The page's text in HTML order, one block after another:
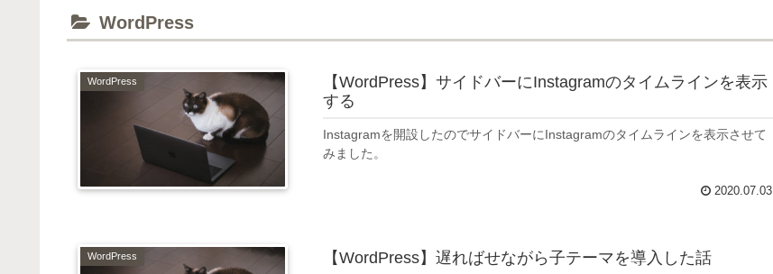
WordPress
WordPress
【WordPress】サイドバーにInstagramのタイムラインを表示
する
Instagramを開設したのでサイドバーにInstagramのタイムラインを表示させて
みました。
2020.07.03
WordPress 【WordPress】遅ればせながら子テーマを導入した話